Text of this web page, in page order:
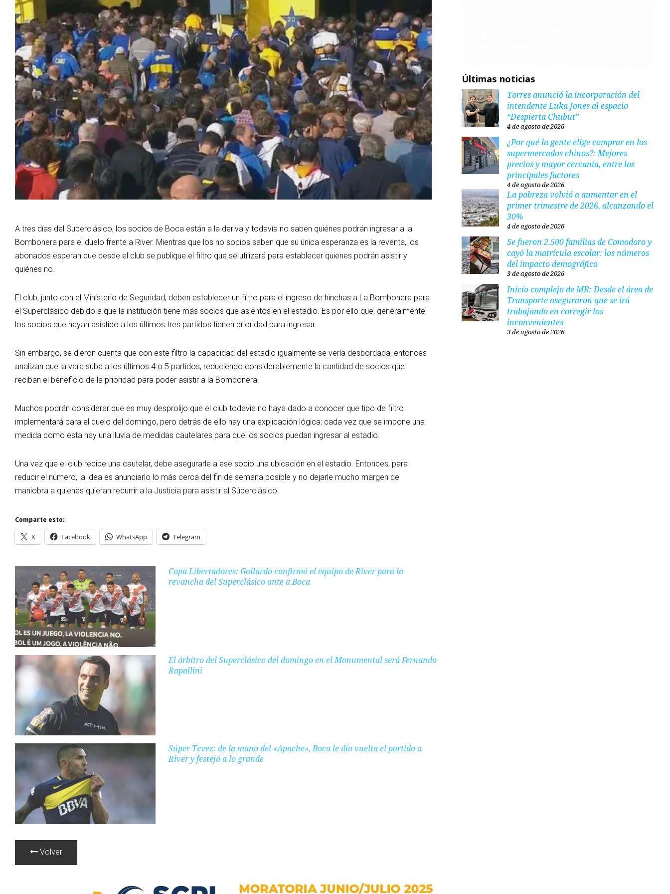
A tres días del Superclásico, los socios de Boca están a la deriva y todavía no saben quiénes podrán ingresar a la
Bombonera para el duelo frente a River. Mientras que los no socios saben que su única esperanza es la reventa, los
abonados esperan que desde el club se publique el filtro que se utilizará para establecer quienes podrán asistir y
quiénes no.
El club, junto con el Ministerio de Seguridad, deben establecer un filtro para el ingreso de hinchas a La Bombonera para
el Superclásico debido a que la institución tiene más socios que asientos en el estadio. Es por ello que, generalmente,
los socios que hayan asistido a los últimos tres partidos tienen prioridad para ingresar.
Sin embargo, se dieron cuenta que con este filtro la capacidad del estadio igualmente se vería desbordada, entonces
analizan que la vara suba a los últimos 4 o 5 partidos, reduciendo considerablemente la cantidad de socios que
reciban el beneficio de la prioridad para poder asistir a la Bombonera.
Muchos podrán considerar que es muy desprolijo que el club todavía no haya dado a conocer que tipo de filtro
implementará para el duelo del domingo, pero detrás de ello hay una explicación lógica: cada vez que se impone una
medida como esta hay una lluvia de medidas cautelares para que los socios puedan ingresar al estadio.
Una vez que el club recibe una cautelar, debe asegurarle a ese socio una ubicación en el estadio. Entonces, para
reducir el número, la idea es anunciarlo lo más cerca del fin de semana posible y no dejarle mucho margen de
maniobra a quienes quieran recurrir a la Justicia para asistir al Súperclásico.
Comparte esto:
X Facebook WhatsApp Telegram
Copa Libertadores: Gallardo confirmó el equipo de River para la
revancha del Superclásico ante a Boca
El árbitro del Superclásico del domingo en el Monumental será Fernando
Rapallini
Súper Tevez: de la mano del «Apache», Boca le dio vuelta el partido a
River y festejó a lo grande
Volver
Últimas noticias
Torres anunció la incorporación del
intendente Luka Jones al espacio
“Despierta Chubut”
4 de agosto de 2026
¿Por qué la gente elige comprar en los
supermercados chinos?: Mejores
precios y mayor cercanía, entre los
principales factores
4 de agosto de 2026
La pobreza volvió a aumentar en el
primer trimestre de 2026, alcanzando el
30%
4 de agosto de 2026
Se fueron 2.500 familias de Comodoro y
cayó la matrícula escolar: los números
del impacto demográfico
3 de agosto de 2026
Inicio complejo de MR: Desde el área de
Transporte aseguraron que se irá
trabajando en corregir los
inconvenientes
3 de agosto de 2026